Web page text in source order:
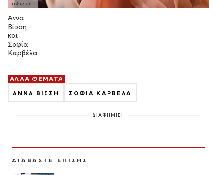
Άννα
Βίσση
και
Σοφία
Καρβέλα
ΑΛΛΑ ΘΕΜΑΤΑ
ΑΝΝΑ ΒΙΣΣΗ ΣΟΦΙΑ ΚΑΡΒΕΛΑ
ΔΙΑΦΗΜΙΣΗ
ΔΙΑΒΑΣΤΕ ΕΠΙΣΗΣ